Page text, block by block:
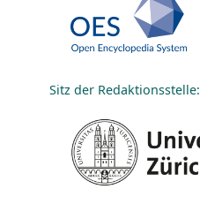
Sitz der Redaktionsstelle: